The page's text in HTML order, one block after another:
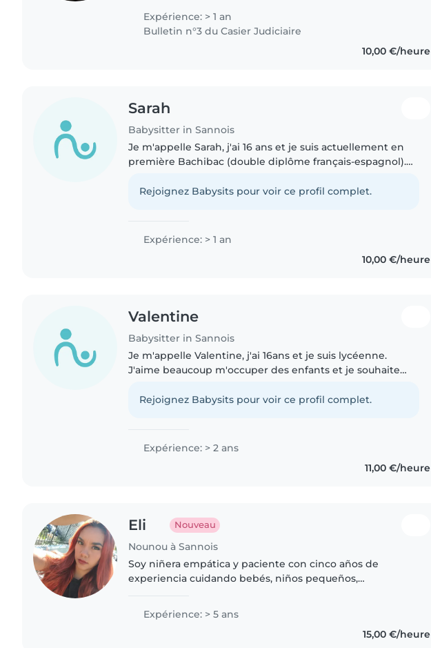
étudiante en école d'infirmière,..
Expérience: > 1 an
Bulletin n°3 du Casier Judiciaire
10,00 €/heure
Sarah
Babysitter in Sannois
Je m'appelle Sarah, j'ai 16 ans et je suis actuellement en
première Bachibac (double diplôme français-espagnol).
m'occuper des enfants...
Rejoignez Babysits pour voir ce profil complet.
Expérience: > 1 an
10,00 €/heure
Valentine
Babysitter in Sannois
Je m'appelle Valentine, j'ai 16ans et je suis lycéenne.
J'aime beaucoup m'occuper des enfants et je souhaite
rentrée 2026. Je..
Rejoignez Babysits pour voir ce profil complet.
Expérience: > 2 ans
11,00 €/heure
Eli Nouveau
Nounou à Sannois
Soy niñera empática y paciente con cinco años de
experiencia cuidando bebés, niños pequeños,
diferentes necesidades, incluso con..
Expérience: > 5 ans
15,00 €/heure